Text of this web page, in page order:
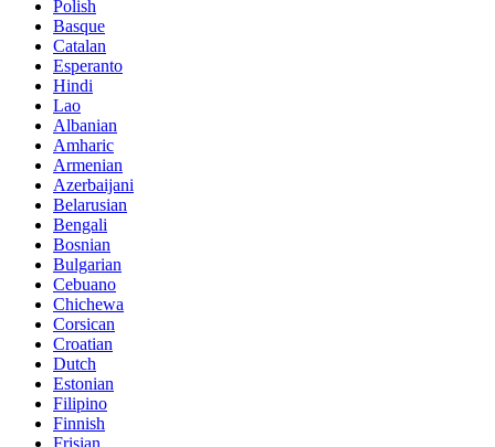
Polish
Basque
Catalan
Esperanto
Hindi
Lao
Albanian
Amharic
Armenian
Azerbaijani
Belarusian
Bengali
Bosnian
Bulgarian
Cebuano
Chichewa
Corsican
Croatian
Dutch
Estonian
Filipino
Finnish